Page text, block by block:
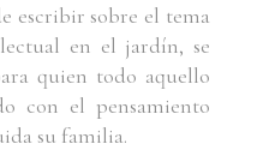
escribir sobre el tema
en el jardín, se
quien todo aquello
con el pensamiento
su familia.